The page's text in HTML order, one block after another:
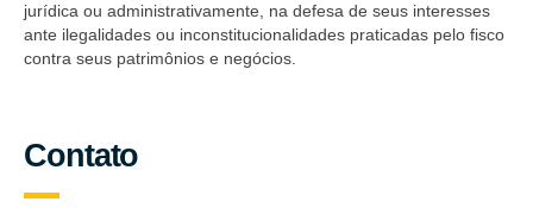
jurídica ou administrativamente, na defesa de seus interesses
ante ilegalidades ou inconstitucionalidades praticadas pelo fisco
contra seus patrimônios e negócios.
Contato